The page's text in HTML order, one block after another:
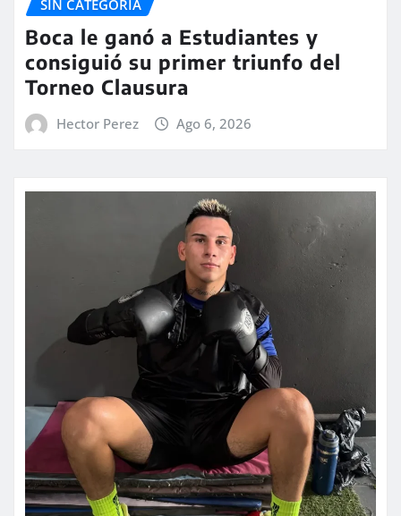
SIN CATEGORÍA
Boca le ganó a Estudiantes y
consiguió su primer triunfo del
Torneo Clausura
Hector Perez Ago 6, 2026